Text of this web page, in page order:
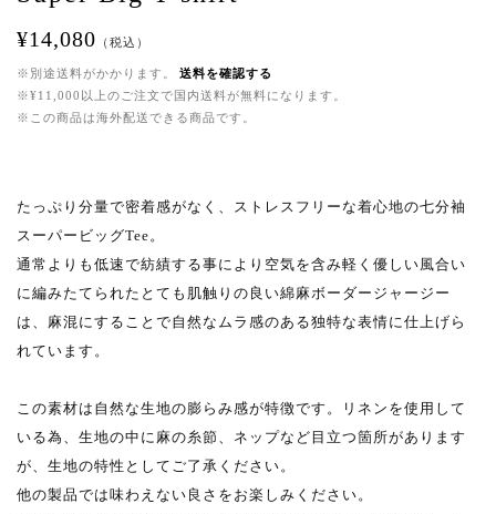
¥14,080 （税込）
※別途送料がかかります。
送料を確認する
※¥11,000以上のご注文で国内送料が無料になります。
※この商品は海外配送できる商品です。
たっぷり分量で密着感がなく、ストレスフリーな着心地の七分袖
スーパービッグTee。
通常よりも低速で紡績する事により空気を含み軽く優しい風合い
に編みたてられたとても肌触りの良い綿麻ボーダージャージー
は、麻混にすることで自然なムラ感のある独特な表情に仕上げら
れています。
この素材は自然な生地の膨らみ感が特徴です。リネンを使用して
いる為、生地の中に麻の糸節、ネップなど目立つ箇所があります
が、生地の特性としてご了承ください。
他の製品では味わえない良さをお楽しみください。